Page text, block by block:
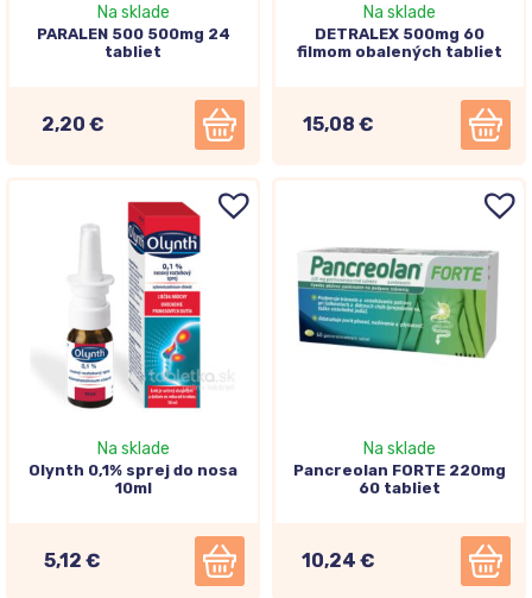
Na sklade
PARALEN 500 500mg 24
tabliet
2,20 €
Na sklade
DETRALEX 500mg 60
filmom obalených tabliet
15,08 €
Na sklade
Olynth 0,1% sprej do nosa
10ml
5,12 €
Na sklade
Pancreolan FORTE 220mg
60 tabliet
10,24 €